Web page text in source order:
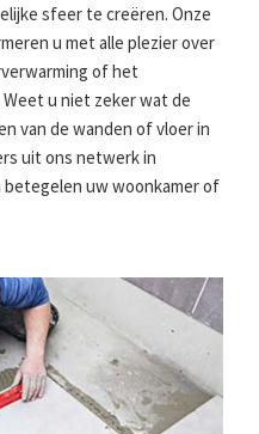
sfeer te creëren. Onze
u met alle plezier over
of het
u niet zeker wat de
van de wanden of vloer in
uit ons netwerk in
uw woonkamer of